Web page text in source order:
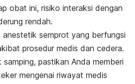
obat ini, risiko interaksi dengan
rendah.
anestetik semprot yang berfungsi
prosedur medis dan cedera.
pastikan Anda memberi
mengenai riwayat medis